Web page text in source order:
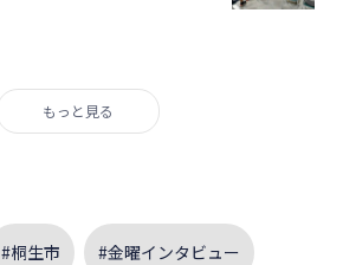
もっと見る
#桐生市 #金曜インタビュー